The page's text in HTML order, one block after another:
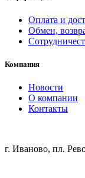
Оплата и
Обмен,
Компания
Новости
О компании
Контакты
г. Иваново, пл.